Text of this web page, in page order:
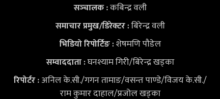
सञ्‍चालक :कबिन्द्र वली
समाचार प्रमुख/डिरेक्टर :बिरेन्द्र वली
भिडियोरिपोर्टिङ :शेषमणि पौडेल
सम्वाददाता :घनश्याम गिरी/बिरेन्द्र खड्का
रिपोर्टर :अनिल के.सी./गगन तामाङ/वसन्त पाण्डे/विजय के.सी./
राम कुमार दाहाल/प्रजोल खड्का